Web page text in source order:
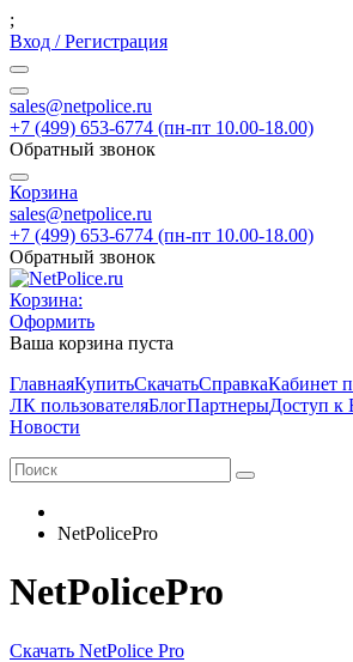
;
Вход / Регистрация
sales@netpolice.ru
+7 (499) 653-6774 (пн-пт 10.00-18.00)
Обратный звонок
Корзина
sales@netpolice.ru
+7 (499) 653-6774 (пн-пт 10.00-18.00)
Обратный звонок
Корзина:
Оформить
Ваша корзина пуста
ГлавнаяКупитьСкачатьСправкаКабинет
ЛК пользователяБлогПартнерыДоступ к
Новости
NetPolicePro
NetPolicePro
Скачать NetPolice Pro